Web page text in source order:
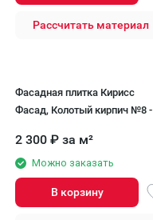
Рассчитать материал
Фасадная плитка Кирисс
Фасад, Колотый кирпич №8 -
2 300 ₽ за м²
Можно заказать
В корзину